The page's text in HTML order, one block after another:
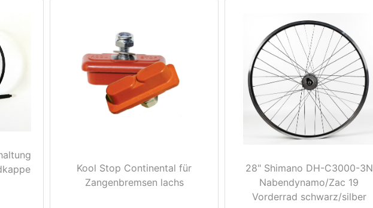
Kool Stop Continental für
Zangenbremsen lachs
28" Shimano DH-C3000-3N
Nabendynamo/Zac 19
Vorderrad schwarz/silber